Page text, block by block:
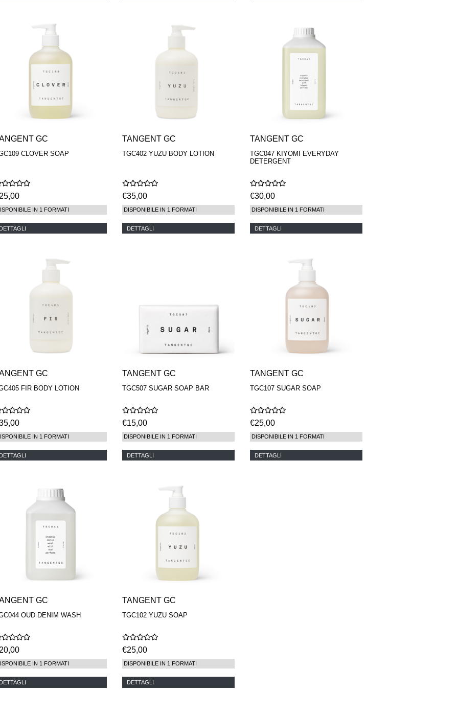
GC
CLOVER SOAP
IN 1 FORMATI
DETTAGLI
TANGENT GC
TGC402 YUZU BODY LOTION
€35,00
DISPONIBILE IN 1 FORMATI
DETTAGLI
TANGENT GC
TGC047 KIYOMI EVERYDAY
DETERGENT
€30,00
DISPONIBILE IN 1 FORMATI
DETTAGLI
GC
FIR BODY LOTION
IN 1 FORMATI
DETTAGLI
TANGENT GC
TGC507 SUGAR SOAP BAR
€15,00
DISPONIBILE IN 1 FORMATI
DETTAGLI
TANGENT GC
TGC107 SUGAR SOAP
€25,00
DISPONIBILE IN 1 FORMATI
DETTAGLI
GC
OUD DENIM WASH
IN 1 FORMATI
DETTAGLI
TANGENT GC
TGC102 YUZU SOAP
€25,00
DISPONIBILE IN 1 FORMATI
DETTAGLI